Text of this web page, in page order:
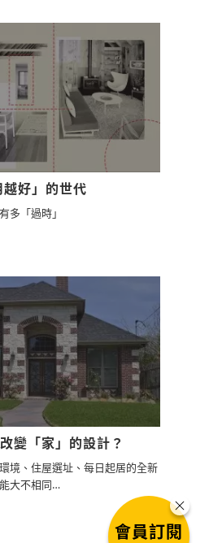
好」的世代
多「過時」
變「家」的設計？
境、住屋選址、每日起居的全新
大不相同…
會員訂閱